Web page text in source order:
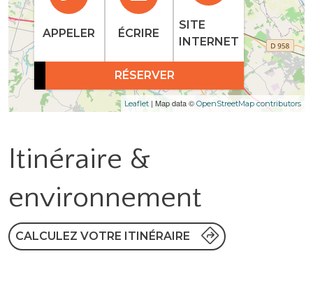
Leaflet | Map data © OpenStreetMap contributors
APPELER ÉCRIRE
SITE
INTERNET
RÉSERVER
Itinéraire &
environnement
CALCULEZ VOTRE ITINÉRAIRE